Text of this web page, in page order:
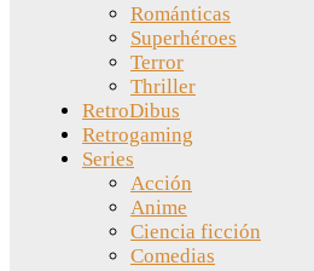
Románticas
Superhéroes
Terror
Thriller
RetroDibus
Retrogaming
Series
Acción
Anime
Ciencia ficción
Comedias